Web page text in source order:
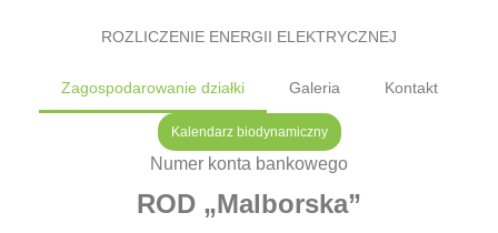
ROZLICZENIE ENERGII ELEKTRYCZNEJ
Zagospodarowanie działki Galeria Kontakt
Kalendarz biodynamiczny
Numer konta bankowego
ROD „Malborska”